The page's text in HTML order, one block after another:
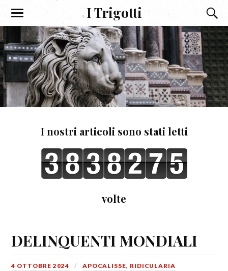
I Trigotti
I nostri articoli sono stati letti
volte
DELINQUENTI MONDIALI
4 OTTOBRE 2024 APOCALISSE, RIDICULARIA